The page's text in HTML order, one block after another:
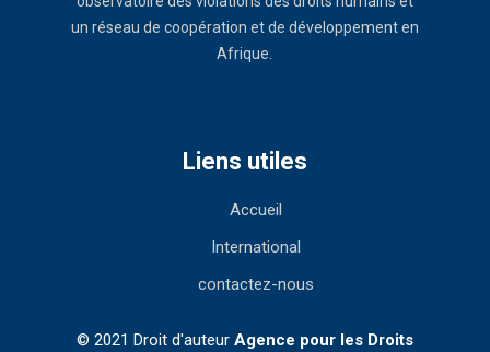
un réseau de coopération et de développement en
Afrique.
Liens utiles
Accueil
International
contactez-nous
© 2021 Droit d'auteur Agence pour les Droits